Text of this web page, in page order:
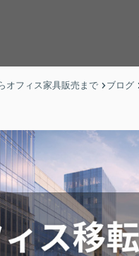
オフィス家具販売まで ブログ